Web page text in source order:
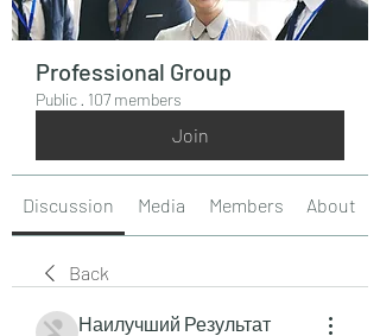
Professional Group
Public · 107 members
Join
Discussion Media Members About
Back
Наилучший Результат